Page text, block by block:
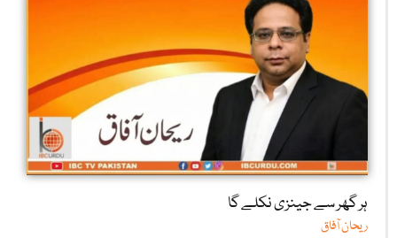
ہر گھر سے جینزی نکلے گا
ریحان آفاق